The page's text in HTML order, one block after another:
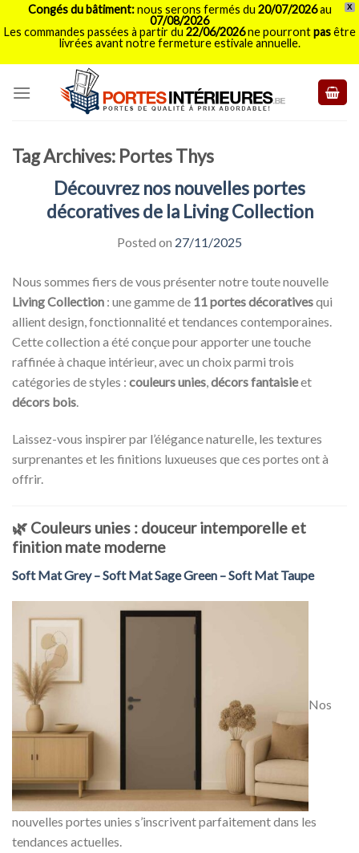
X
Congés du bâtiment:nous serons fermés du 20/07/2026au
07/08/2026
Les commandes passées à partir du 22/06/2026ne pourrontpasêtre
livrées avant notre fermeture estivale annuelle.
Tag Archives: Portes Thys
Découvrez nos nouvelles portes
décoratives de la Living Collection
Posted on 27/11/2025
Nous sommes fiers de vous présenter notre toute nouvelle
Living Collection : une gamme de 11 portes décorativesqui
allient design, fonctionnalité et tendances contemporaines.
Cette collection a été conçue pour apporter une touche
raffinée à chaque intérieur, avec un choix parmi trois
catégories de styles : couleurs unies,décors fantaisieet
décors bois.
Laissez-vous inspirer par l’élégance naturelle, les textures
surprenantes et les finitions luxueuses que ces portes ont à
offrir.
🌿 Couleurs unies : douceur intemporelle et
finition mate moderne
Soft Mat Grey – Soft Mat Sage Green – Soft Mat Taupe
Nos
nouvelles portes unies s’inscrivent parfaitement dans les
tendances actuelles.